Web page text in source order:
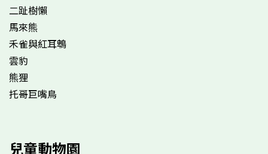
二趾樹懶
馬來熊
禾雀與紅耳鵯
雲豹
熊狸
托哥巨嘴鳥
兒童動物園